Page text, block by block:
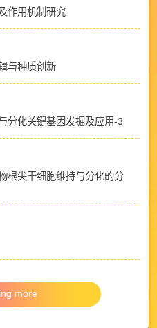
作用机制研究
与种质创新
分化关键基因发掘及应用-3
根尖干细胞维持与分化的分
more